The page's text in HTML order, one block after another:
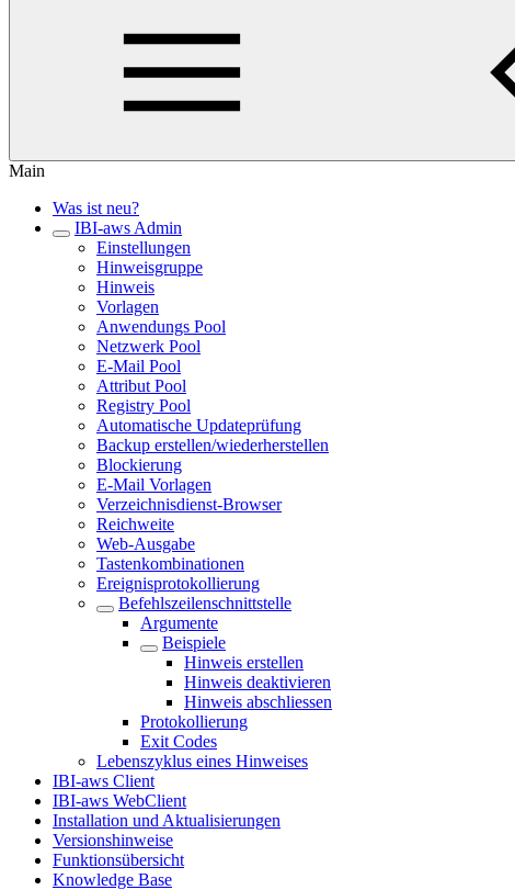
Main
Was ist neu?
IBI-aws Admin
Einstellungen
Hinweisgruppe
Hinweis
Vorlagen
Anwendungs Pool
Netzwerk Pool
E-Mail Pool
Attribut Pool
Registry Pool
Automatische Updateprüfung
Backup erstellen/wiederherstellen
Blockierung
E-Mail Vorlagen
Verzeichnisdienst-Browser
Reichweite
Web-Ausgabe
Tastenkombinationen
Ereignisprotokollierung
Befehlszeilenschnittstelle
Argumente
Beispiele
Hinweis erstellen
Hinweis deaktivieren
Hinweis abschliessen
Protokollierung
Exit Codes
Lebenszyklus eines Hinweises
IBI-aws Client
IBI-aws WebClient
Installation und Aktualisierungen
Versionshinweise
Funktionsübersicht
Knowledge Base